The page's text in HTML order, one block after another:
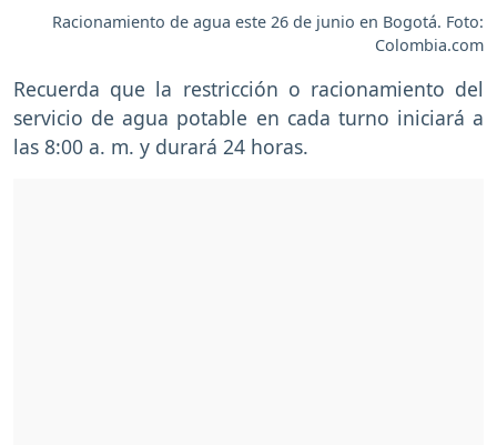
Racionamiento de agua este 26 de junio en Bogotá. Foto:
Colombia.com
Recuerda que la restricción o racionamiento del
servicio de agua potable en cada turno iniciará a
las 8:00 a. m. y durará 24 horas.